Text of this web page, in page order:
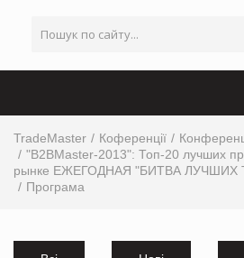
TradeMaster Коференції
"B2BMaster-2013": Топ-20 лучших
рынке ЕЖЕГОДНАЯ "БИТВА ЛУЧШИХ
Програма